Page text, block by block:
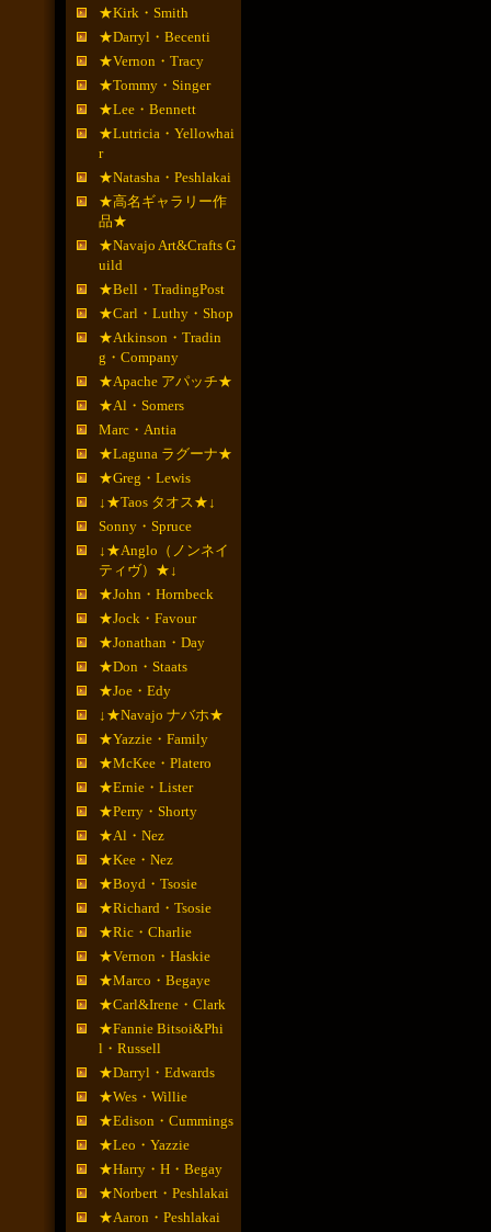
★Kirk・Smith
★Darryl・Becenti
★Vernon・Tracy
★Tommy・Singer
★Lee・Bennett
★Lutricia・Yellowhai
r
★Natasha・Peshlakai
★高名ギャラリー作
品★
★Navajo Art&Crafts G
uild
★Bell・TradingPost
★Carl・Luthy・Shop
★Atkinson・Tradin
g・Company
★Apache アパッチ★
★Al・Somers
Marc・Antia
★Laguna ラグーナ★
★Greg・Lewis
↓★Taos タオス★↓
Sonny・Spruce
↓★Anglo（ノンネイ
ティヴ）★↓
★John・Hornbeck
★Jock・Favour
★Jonathan・Day
★Don・Staats
★Joe・Edy
↓★Navajo ナバホ★
★Yazzie・Family
★McKee・Platero
★Ernie・Lister
★Perry・Shorty
★Al・Nez
★Kee・Nez
★Boyd・Tsosie
★Richard・Tsosie
★Ric・Charlie
★Vernon・Haskie
★Marco・Begaye
★Carl&Irene・Clark
★Fannie Bitsoi&Phi
l・Russell
★Darryl・Edwards
★Wes・Willie
★Edison・Cummings
★Leo・Yazzie
★Harry・H・Begay
★Norbert・Peshlakai
★Aaron・Peshlakai